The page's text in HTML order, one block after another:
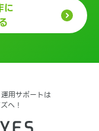
に
用サポートは
へ！